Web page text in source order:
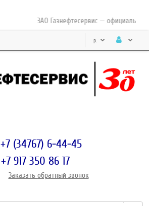
ЗАО Газнефтесервис — официальный
р.
+7 (34767) 6-44-45
+7 917 350 86 17
Заказать обратный звонок